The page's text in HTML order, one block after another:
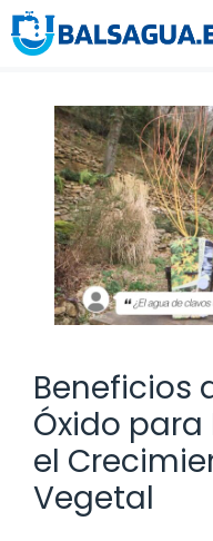
Saltar
al
Beneficios
Óxido para
el
Vegetal